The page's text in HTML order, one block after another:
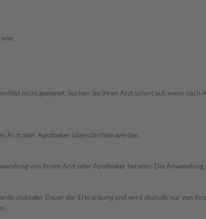
wie:
nicht geeignet. Suchen Sie Ihren Arzt sofort auf, wenn
Arzt oder Apotheker überschritten werden.
von Ihrem Arzt oder Apotheker beraten. Die
und/oder Dauer der Erkrankung und wird deshalb nur von